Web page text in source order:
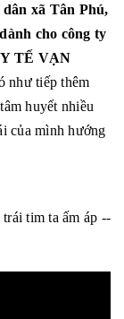
xã Tân Phú,
cho công ty
TẾ VẠN
như tiếp thêm
huyết nhiều
của mình hướng
tim ta ấm áp --